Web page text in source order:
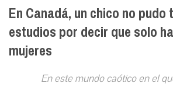
En Canadá, un chico no
estudios por decir que solo
mujeres
En este mundo caótico en el